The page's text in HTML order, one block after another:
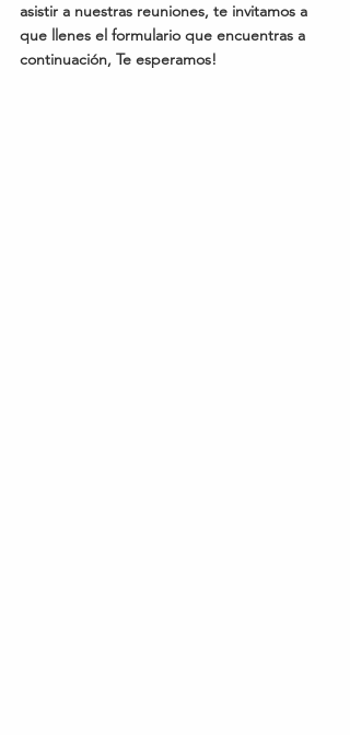
asistir a nuestras reuniones, te invitamos a
que llenes el formulario que encuentras a
continuación, Te esperamos!